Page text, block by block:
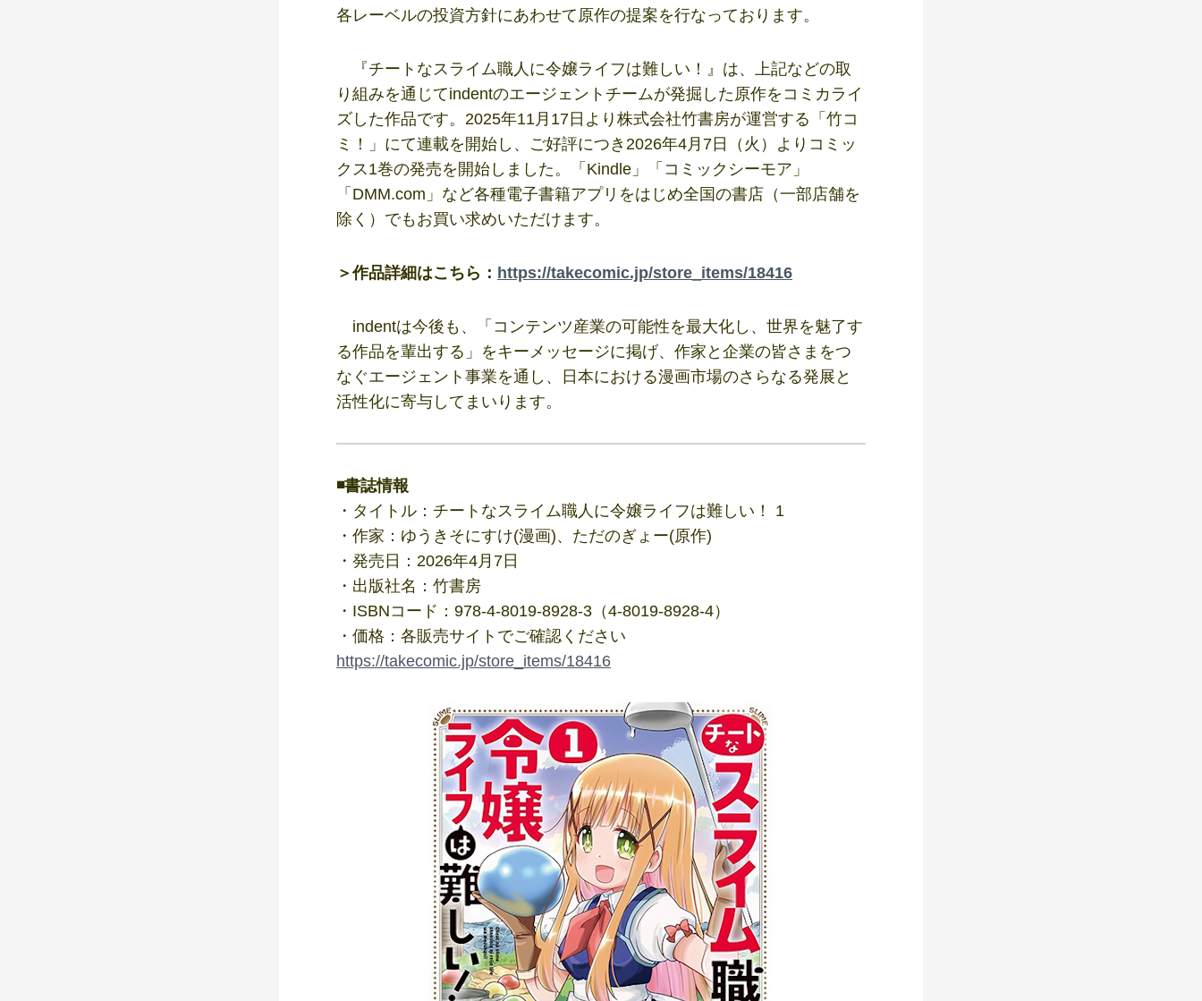
各レーベルの投資方針にあわせて原作の提案を行なっております。
『チートなスライム職人に令嬢ライフは難しい！』は、上記などの取
り組みを通じてindentのエージェントチームが発掘した原作をコミカライ
ズした作品です。2025年11月17日より株式会社竹書房が運営する「竹コ
ミ！」にて連載を開始し、ご好評につき2026年4月7日（火）よりコミッ
クス1巻の発売を開始しました。「Kindle」「コミックシーモア」
「DMM.com」など各種電子書籍アプリをはじめ全国の書店（一部店舗を
除く）でもお買い求めいただけます。
＞作品詳細はこちら： https://takecomic.jp/store_items/18416
indentは今後も、「コンテンツ産業の可能性を最大化し、世界を魅了す
る作品を輩出する」をキーメッセージに掲げ、作家と企業の皆さまをつ
なぐエージェント事業を通し、日本における漫画市場のさらなる発展と
活性化に寄与してまいります。
◾️書誌情報
・タイトル：チートなスライム職人に令嬢ライフは難しい！ 1
・作家：ゆうきそにすけ(漫画)、ただのぎょー(原作)
・発売日：2026年4月7日
・出版社名：竹書房
・ISBNコード：978-4-8019-8928-3（4-8019-8928-4）
・価格：各販売サイトでご確認ください
https://takecomic.jp/store_items/18416